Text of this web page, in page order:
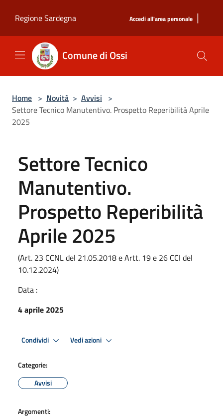
Regione Sardegna
Accedi all'area personale |
Comune di Ossi
Home > Novità > Avvisi >
Settore Tecnico Manutentivo. Prospetto Reperibilità Aprile
2025
Settore Tecnico
Manutentivo.
Prospetto Reperibilità
Aprile 2025
(Art. 23 CCNL del 21.05.2018 e Artt. 19 e 26 CCI del
10.12.2024)
Data :
4 aprile 2025
Condividi Vedi azioni
Categorie:
Avvisi
Argomenti: